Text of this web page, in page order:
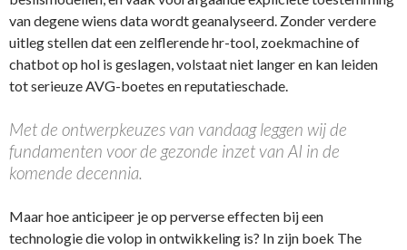
van degene wiens data wordt geanalyseerd. Zonder verdere
uitleg stellen dat een zelflerende hr-tool, zoekmachine of
chatbot op hol is geslagen, volstaat niet langer en kan leiden
tot serieuze AVG-boetes en reputatieschade.
Met de ontwerpkeuzes van vandaag leggen wij de
fundamenten voor de gezonde inzet van AI in de
komende decennia.
Maar hoe anticipeer je op perverse effecten bij een
technologie die volop in ontwikkeling is? In zijn boek The